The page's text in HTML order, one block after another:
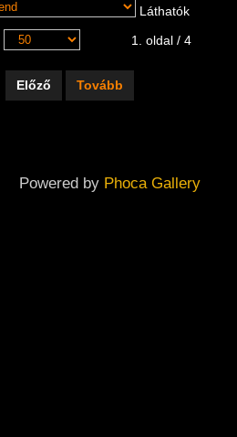
Láthatók
1. oldal / 4
Előző Tovább
Powered by Phoca Gallery